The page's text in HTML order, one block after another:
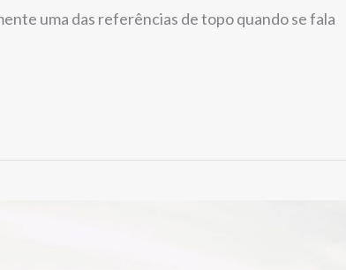
uma das referências de topo quando se fala